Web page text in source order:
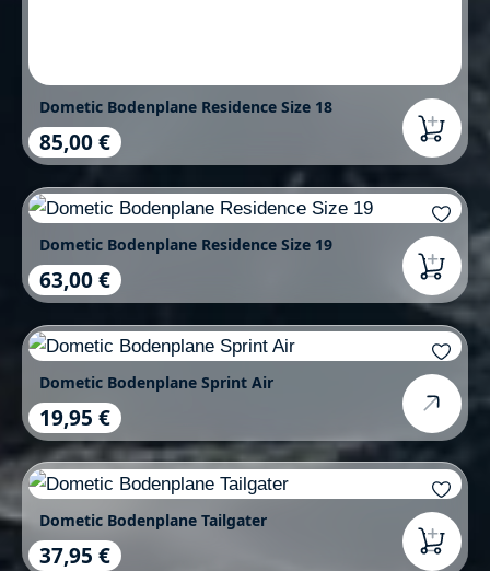
Dometic Bodenplane Residence Size 18
Regulärer Preis:
85,00 €
Dometic Bodenplane Residence Size 19
Regulärer Preis:
63,00 €
Dometic Bodenplane Sprint Air
Regulärer Preis:
19,95 €
Dometic Bodenplane Tailgater
Regulärer Preis:
37,95 €